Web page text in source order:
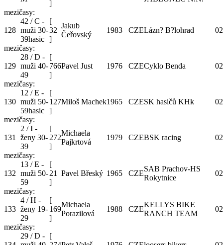
]
mezičasy:
128
42 / C -
muži 30-
39hasic
[
32
]
Jakub
Čeřovský
1983 CZELázn? B?lohrad
mezičasy:
129
28 / D -
muži 40-
49
[
766
]
Pavel Just 1976 CZECyklo Benda
mezičasy:
130
12 / E -
muži 50-
59hasic
[
127
]
Miloš Machek1965 CZESK hasičů KHk
mezičasy:
131
2 / I -
ženy 30-
39
[
272
]
Michaela
Pajkrtová
1979 CZEBSK racing
mezičasy:
132
13 / E -
muži 50-
59
[
21
]
Pavel Břeský 1965 CZE
SAB Prachov-HS
Rokytnice
mezičasy:
133
4 / H -
ženy 19-
29
[
169
]
Michaela
Porazilová
1988 CZE
KELLYS BIKE
RANCH TEAM
mezičasy:
29 / D - [